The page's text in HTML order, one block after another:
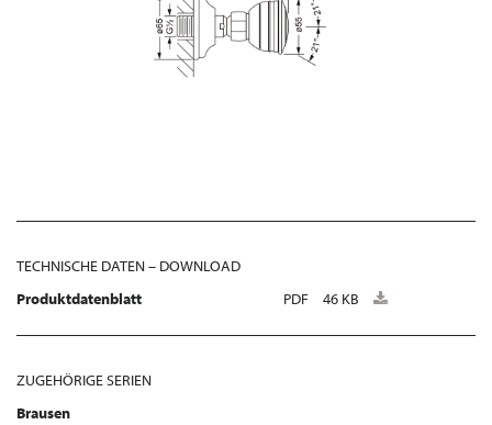
TECHNISCHE DATEN – DOWNLOAD
Produktdatenblatt
PDF 46 KB
ZUGEHÖRIGE SERIEN
Brausen